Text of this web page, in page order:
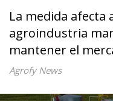
La medida afecta
agroindustria
mantener el
Agrofy News